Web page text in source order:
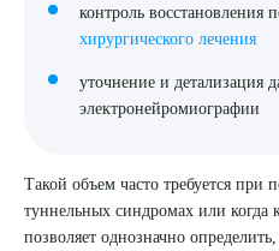
контроль восстановления
хирургического лечения
уточнение и детализация
электронейромиографии
Такой объем часто требуется при
туннельных синдромах или когда
позволяет однозначно